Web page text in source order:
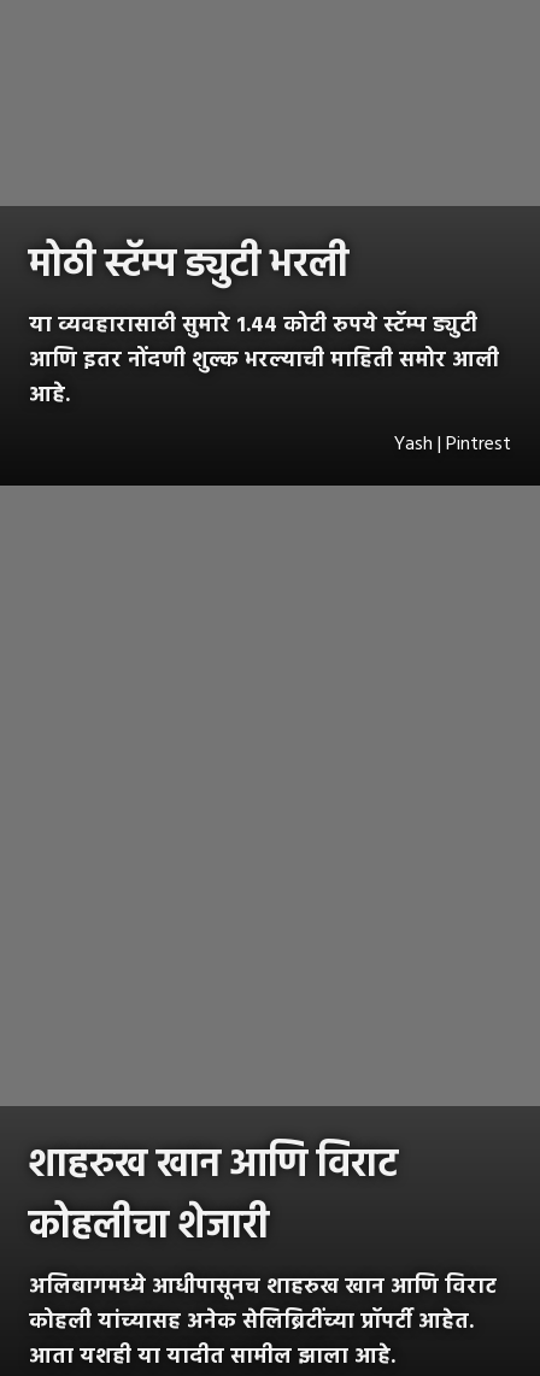
मोठी स्टॅम्प ड्युटी भरली
या व्यवहारासाठी सुमारे 1.44 कोटी रुपये स्टॅम्प ड्युटी
आणि इतर नोंदणी शुल्क भरल्याची माहिती समोर आली
आहे.
Yash | Pintrest
शाहरुख खान आणि विराट
कोहलीचा शेजारी
अलिबागमध्ये आधीपासूनच शाहरुख खान आणि विराट
कोहली यांच्यासह अनेक सेलिब्रिटींच्या प्रॉपर्टी आहेत.
आता यशही या यादीत सामील झाला आहे.